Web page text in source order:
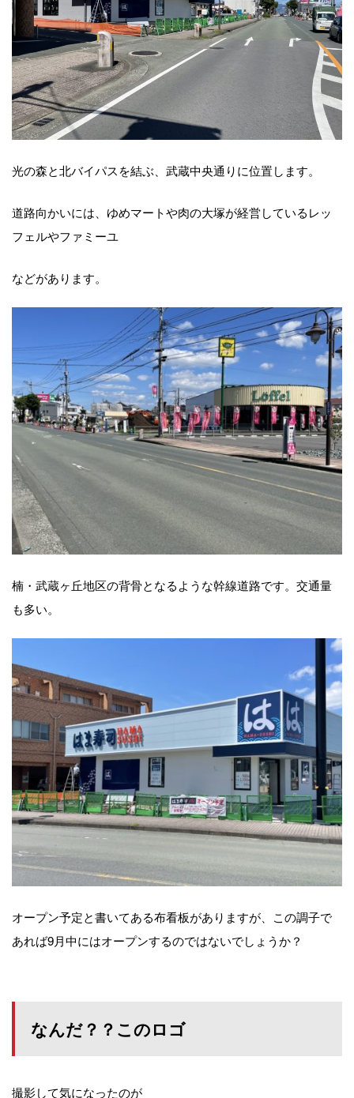
光の森と北バイパスを結ぶ、武蔵中央通りに位置します。
道路向かいには、ゆめマートや肉の大塚が経営しているレッ
フェルやファミーユ
などがあります。
楠・武蔵ヶ丘地区の背骨となるような幹線道路です。交通量
も多い。
オープン予定と書いてある布看板がありますが、この調子で
あれば9月中にはオープンするのではないでしょうか？
なんだ？？このロゴ
撮影して気になったのが